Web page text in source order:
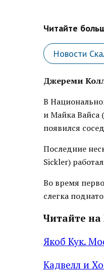
Читайте
Новости
Джереми
В
и Майка Вайса
появился
Последние
Sickler)
Во время
слегка
Читайте на
Якоб Кук.
Кадвелл и